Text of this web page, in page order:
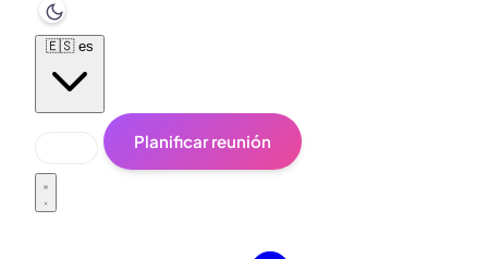
🇪🇸 es
Planificar reunión